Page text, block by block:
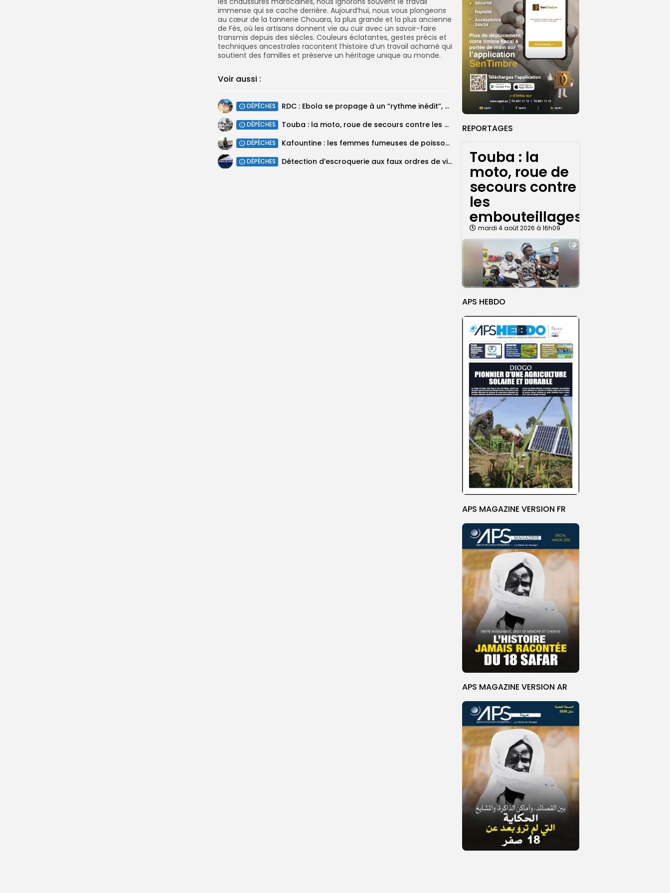
REPORTAGES
Touba : la
moto, roue de
secours contre
les
embouteillages
mardi 4 août 2026 à 16h09
APS HEBDO
APS MAGAZINE VERSION FR
APS MAGAZINE VERSION AR
immense qui se cache derrière. Aujourd’hui, nous vous plongeons
au cœur de la tannerie Chouara, la plus grande et la plus ancienne
de Fès, où les artisans donnent vie au cuir avec un savoir-faire
transmis depuis des siècles. Couleurs éclatantes, gestes précis et
techniques ancestrales racontent l’histoire d’un travail acharné qui
soutient des familles et préserve un héritage unique au monde.
Voir aussi :
DÉPÊCHES RDC : Ebola se propage à un ”rythme inédit”, alerte l’ONU
DÉPÊCHES Touba : la moto, roue de secours contre les embouteillages
DÉPÊCHES Kafountine : les femmes fumeuses de poissons, pilier résilient d’une filière halieutique...
DÉPÊCHES Détection d’escroquerie aux faux ordres de virement : l’Afrique de l’Ouest, région la...